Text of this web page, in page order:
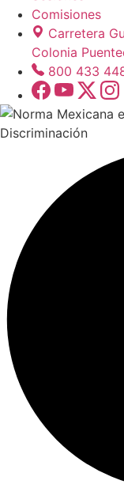
Comisiones
Carretera
Colonia
800 433